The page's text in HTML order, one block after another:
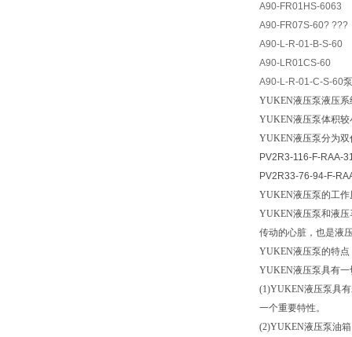
A90-FR01HS-6063
A90-FR07S-60? ???
A90-L-R-01-B-S-60
A90-LR01CS-60
A90-L-R-01-C-S-60
YUKEN液压泵液压
YUKEN液压泵体积
YUKEN液压泵分为
PV2R3-116-F-RAA-
PV2R33-76-94-F-
YUKEN液压泵的工
YUKEN液压泵和液
传动的心脏，也是液
YUKEN液压泵的特点
YUKEN液压泵具有
(1)YUKEN液压泵具
一个重要特性。
(2)YUKEN液压泵油